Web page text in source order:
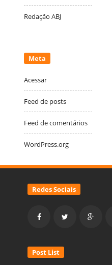
Redação ABJ
Meta
Acessar
Feed de posts
Feed de comentários
WordPress.org
Redes Sociais
Post List